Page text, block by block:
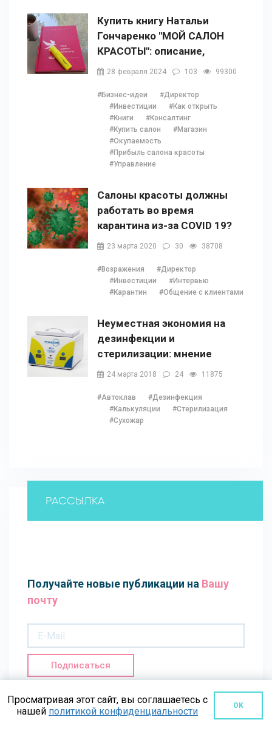
Купить книгу Натальи
Гончаренко "МОЙ САЛОН
КРАСОТЫ": описание,
содержание, отзывы,
28 февраля 2024 103 99300
#Бизнес-идеи
#Директор
#Инвестиции
#Как открыть
#Книги
#Консалтинг
#Купить салон
#Магазин
#Окупаемость
#Прибыль салона красоты
#Управление
Салоны красоты должны
работать во время
карантина из-за COVID 19?
23 марта 2020 30 38708
#Возражения
#Директор
#Инвестиции
#Интервью
#Карантин
#Общение с клиентами
Неуместная экономия на
дезинфекции и
стерилизации: мнение
Наталии Ушецкой
24 марта 2018 24 11875
#Автоклав
#Дезинфекция
#Калькуляции
#Стерилизация
#Сухожар
РАССЫЛКА
Получайте новые публикации на Вашу
почту
Подписаться
Просматривая этот сайт, вы соглашаетесь с
нашей политикой конфиденциальности OK